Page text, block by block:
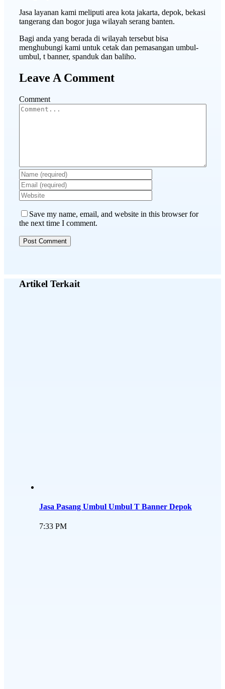
Jasa layanan kami meliputi area kota jakarta, depok, bekasi
tangerang dan bogor juga wilayah serang banten.
Bagi anda yang berada di wilayah tersebut bisa
menghubungi kami untuk cetak dan pemasangan umbul-
umbul, t banner, spanduk dan baliho.
Leave A Comment
Comment
Save my name, email, and website in this browser for
the next time I comment.
Artikel Terkait
Jasa Pasang Umbul Umbul T Banner Depok
7:33 PM